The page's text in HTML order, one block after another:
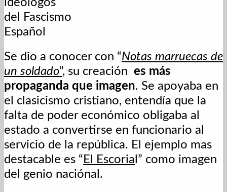
ideológos
del Fascismo
Español
Se dio a conocer con “Notas marruecas de
un soldado”, su creación es más
propaganda que imagen. Se apoyaba en
el clasicismo cristiano, entendía que la
falta de poder económico obligaba al
estado a convertirse en funcionario al
servicio de la república. El ejemplo mas
destacable es “ El Escoria l” como imagen
del genio naciónal.